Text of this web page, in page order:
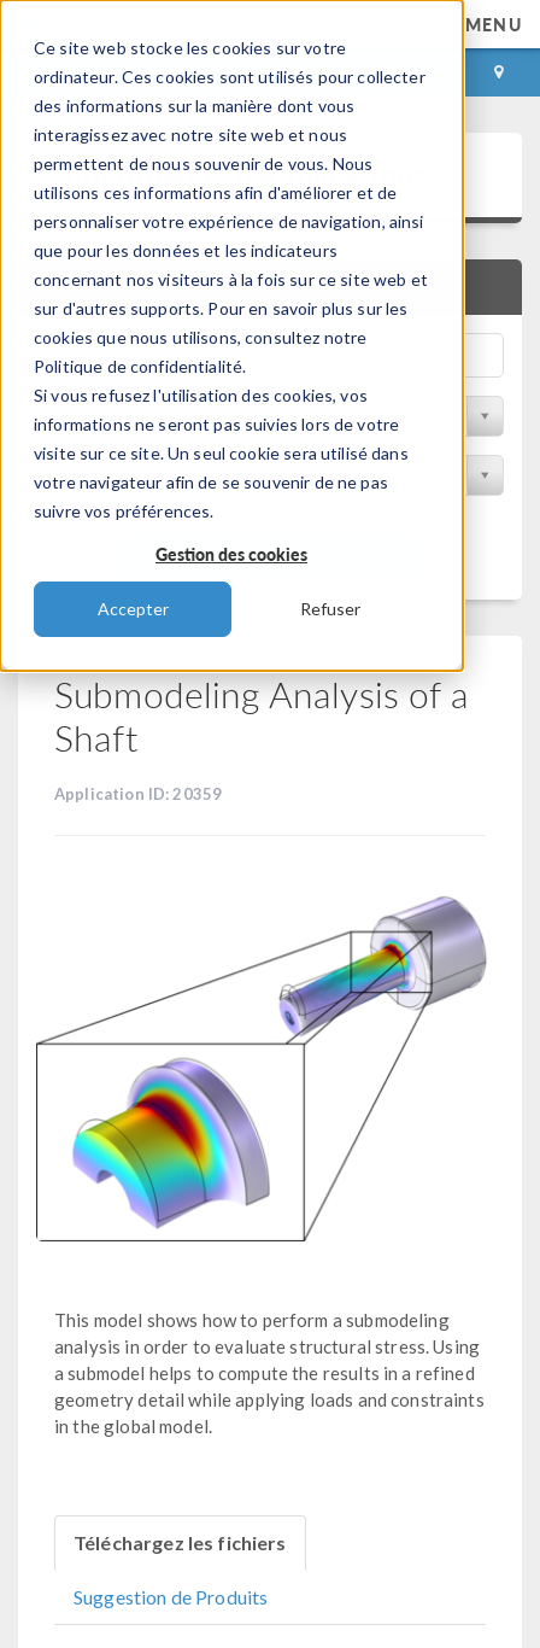
Ce site web stocke les cookies sur votre
ordinateur. Ces cookies sont utilisés pour collecter
des informations sur la manière dont vous
interagissez avec notre site web et nous
permettent de nous souvenir de vous. Nous
utilisons ces informations afin d'améliorer et de
personnaliser votre expérience de navigation, ainsi
que pour les données et les indicateurs
concernant nos visiteurs à la fois sur ce site web et
sur d'autres supports. Pour en savoir plus sur les
cookies que nous utilisons, consultez notre
Politique de confidentialité.
Si vous refusez l'utilisation des cookies, vos
informations ne seront pas suivies lors de votre
visite sur ce site. Un seul cookie sera utilisé dans
votre navigateur afin de se souvenir de ne pas
suivre vos préférences.
Gestion des cookies
Accepter Refuser
MENU
CONNEXION CONTACT
Bibliothèque d'Applications
RECHERCHE RAPIDE
Trier par Discipline
Filtrer par produit
Filtrer
Submodeling Analysis of a
Shaft
Application ID: 20359
This model shows how to perform a submodeling
analysis in order to evaluate structural stress. Using
a submodel helps to compute the results in a refined
geometry detail while applying loads and constraints
in the global model.
Téléchargez les fichiers
Suggestion de Produits